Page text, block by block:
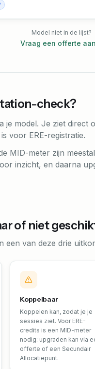
Model niet in de lijst?
Vraag een offerte aan
check?
je model. Je ziet direct
voor ERE-registratie.
MID-meter zijn
inzicht, en daarna
of niet
een van deze drie
Koppelbaar
Koppelen kan, zodat je je
sessies ziet. Voor ERE-
credits is een MID-meter
nodig: upgraden kan via
offerte of een Secundair
Allocatiepunt.